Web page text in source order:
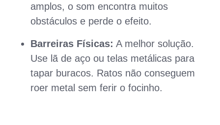
amplos, o som encontra muitos
obstáculos e perde o efeito.
Barreiras Físicas: A melhor solução.
Use lã de aço ou telas metálicas para
tapar buracos. Ratos não conseguem
roer metal sem ferir o focinho.